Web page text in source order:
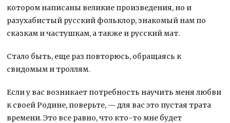
котором написаны великие произведения, но и
разухабистый русский фольклор, знакомый нам по
сказкам и частушкам, а также и русский мат.
Стало быть, еще раз повторюсь, обращаясь к
свидомым и троллям.
Если у вас возникает потребность научить меня любви
к своей Родине, поверьте, — для вас это пустая трата
времени. Это все равно, что кто-то мне будет